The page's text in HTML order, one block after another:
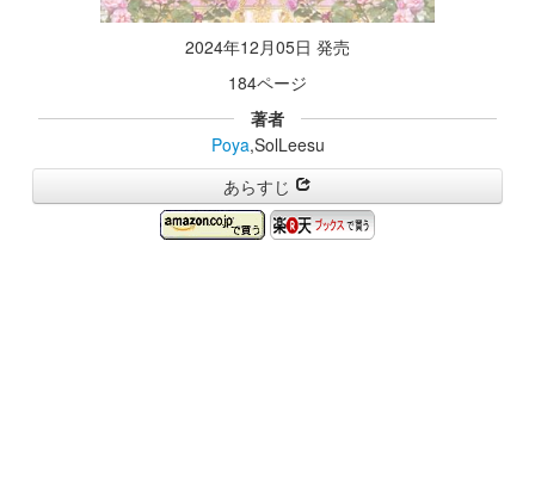
2024年12月05日 発売
184ページ
著者
Poya,SolLeesu
あらすじ